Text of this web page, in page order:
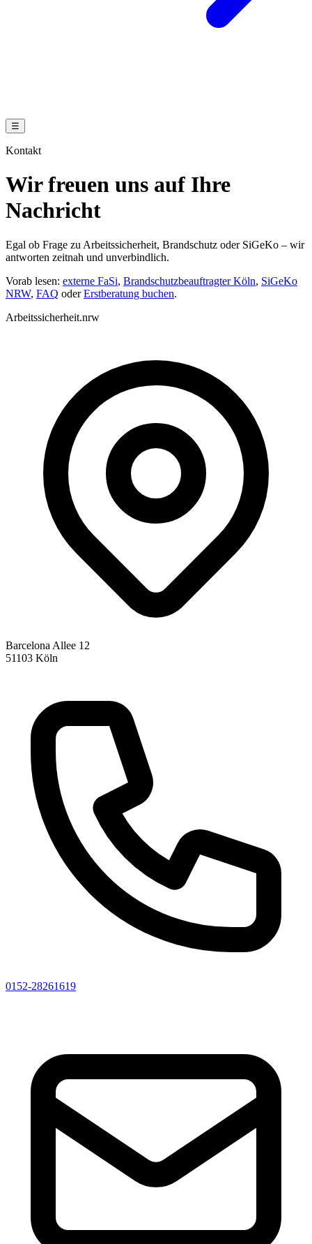
☰
Kontakt
Wir freuen uns auf Ihre
Nachricht
Egal ob Frage zu Arbeitssicherheit, Brandschutz oder SiGeKo – wir
antworten zeitnah und unverbindlich.
Vorab lesen: externe FaSi, Brandschutzbeauftragter Köln, SiGeKo
NRW, FAQ oder Erstberatung buchen.
Arbeitssicherheit.nrw
Barcelona Allee 12
51103 Köln
0152-28261619